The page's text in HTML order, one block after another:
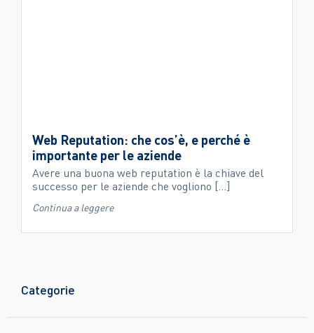
Web Reputation: che cos’è, e perché è
importante per le aziende
Avere una buona web reputation è la chiave del
successo per le aziende che vogliono [...]
Continua a leggere
Categorie